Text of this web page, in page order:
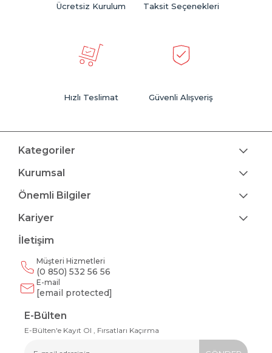
Ücretsiz Kurulum Taksit Seçenekleri
Hızlı Teslimat Güvenli Alışveriş
Kategoriler
Kurumsal
Önemli Bilgiler
Kariyer
İletişim
Müşteri Hizmetleri
(0 850) 532 56 56
E-mail
[email protected]
E-Bülten
E-Bülten'e Kayıt Ol , Fırsatları Kaçırma